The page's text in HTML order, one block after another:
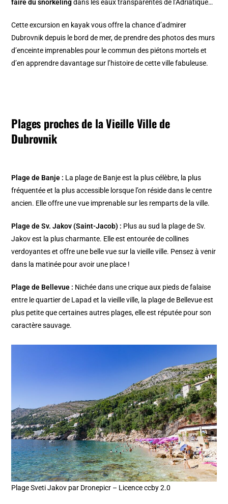
faire du snorkelingdans les eaux transparentes de l’Adriatique…
Cette excursion en kayak vous offre la chance d’admirer
Dubrovnik depuis le bord de mer, de prendre des photos des murs
d’enceinte imprenables pour le commun des piétons mortels et
d’en apprendre davantage sur l’histoire de cette ville fabuleuse.
Plages proches de la Vieille Ville de
Dubrovnik
Plage de Banje : La plage de Banje est la plus célèbre, la plus
fréquentée et la plus accessible lorsque l’on réside dans le centre
ancien. Elle offre une vue imprenable sur les remparts de la ville.
Plage de Sv. Jakov (Saint-Jacob) : Plus au sud la plage de Sv.
Jakov est la plus charmante. Elle est entourée de collines
verdoyantes et offre une belle vue sur la vieille ville. Pensez à venir
dans la matinée pour avoir une place !
Plage de Bellevue : Nichée dans une crique aux pieds de falaise
entre le quartier de Lapad et la vieille ville, la plage de Bellevue est
plus petite que certaines autres plages, elle est réputée pour son
caractère sauvage.
Plage Sveti Jakov par Dronepicr – Licence ccby 2.0